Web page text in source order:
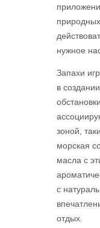
нужное
Запахи
в
зоной,
морская
масла с
с
отдых.